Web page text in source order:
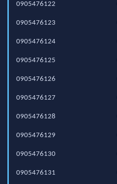
0905476122
0905476123
0905476124
0905476125
0905476126
0905476127
0905476128
0905476129
0905476130
0905476131